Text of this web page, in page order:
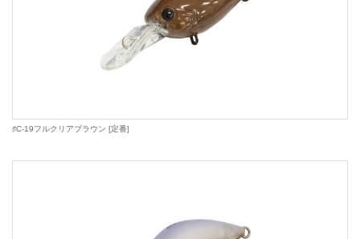
♯C-19フルクリアブラウン [定番]